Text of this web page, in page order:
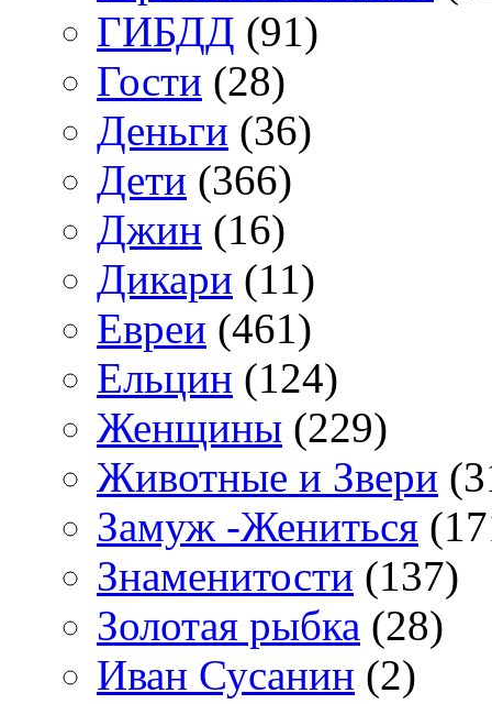
ГИБДД (91)
Гости (28)
Деньги (36)
Дети (366)
Джин (16)
Дикари (11)
Евреи (461)
Ельцин (124)
Женщины (229)
Животные и Звери
Замуж -Жениться
Знаменитости (137)
Золотая рыбка (28)
Иван Сусанин (2)